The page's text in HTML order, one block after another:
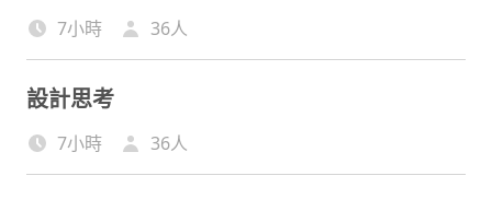
7小時 36人
設計思考
7小時 36人